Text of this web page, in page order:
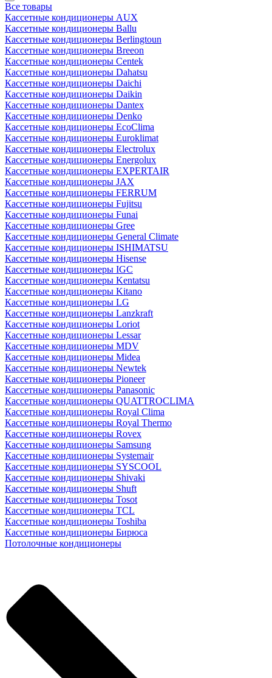
Все товары
Кассетные кондиционеры AUX
Кассетные кондиционеры Ballu
Кассетные кондиционеры Berlingtoun
Кассетные кондиционеры Breeon
Кассетные кондиционеры Centek
Кассетные кондиционеры Dahatsu
Кассетные кондиционеры Daichi
Кассетные кондиционеры Daikin
Кассетные кондиционеры Dantex
Кассетные кондиционеры Denko
Кассетные кондиционеры EcoClima
Кассетные кондиционеры Euroklimat
Кассетные кондиционеры Electrolux
Кассетные кондиционеры Energolux
Кассетные кондиционеры EXPERTAIR
Кассетные кондиционеры JAX
Кассетные кондиционеры FERRUM
Кассетные кондиционеры Fujitsu
Кассетные кондиционеры Funai
Кассетные кондиционеры Gree
Кассетные кондиционеры General Climate
Кассетные кондиционеры ISHIMATSU
Кассетные кондиционеры Hisense
Кассетные кондиционеры IGC
Кассетные кондиционеры Kentatsu
Кассетные кондиционеры Kitano
Кассетные кондиционеры LG
Кассетные кондиционеры Lanzkraft
Кассетные кондиционеры Loriot
Кассетные кондиционеры Lessar
Кассетные кондиционеры MDV
Кассетные кондиционеры Midea
Кассетные кондиционеры Newtek
Кассетные кондиционеры Pioneer
Кассетные кондиционеры Panasonic
Кассетные кондиционеры QUATTROCLIMA
Кассетные кондиционеры Royal Clima
Кассетные кондиционеры Royal Thermo
Кассетные кондиционеры Rovex
Кассетные кондиционеры Samsung
Кассетные кондиционеры Systemair
Кассетные кондиционеры SYSCOOL
Кассетные кондиционеры Shivaki
Кассетные кондиционеры Shuft
Кассетные кондиционеры Tosot
Кассетные кондиционеры TCL
Кассетные кондиционеры Toshiba
Кассетные кондиционеры Бирюса
Потолочные кондиционеры